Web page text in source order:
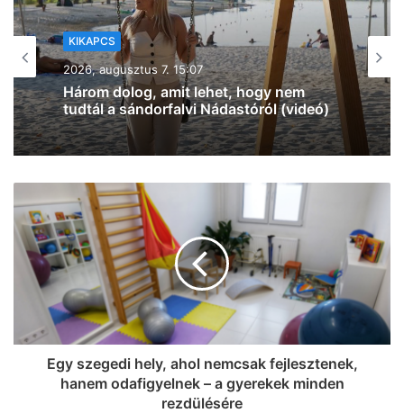
KIKAPCS
2026, augusztus 7. 12:27
Na, ez mennyire király már: 60 SZIN-
jegyet VIP-re húz fel a Coca-Cola
Szegeden!
Egy szegedi hely, ahol nemcsak fejlesztenek,
hanem odafigyelnek – a gyerekek minden
rezdülésére